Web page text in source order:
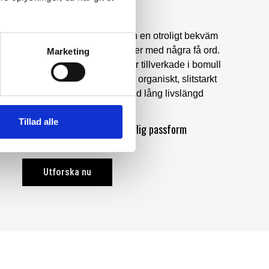
Marketing
Tillad alle
Fokus på komfort
kvalitet, en tidlös design och en otroligt bekväm
våra Carhartt® arbetskläder med några få ord.
är många av våra produkter tillverkade i bomull
i 100 % bomull. Bomull är ett organiskt, slitstarkt
kläderna en unik hållbarhet med lång livslängd
kvalitet Tidlös design Behaglig passform
Utforska nu